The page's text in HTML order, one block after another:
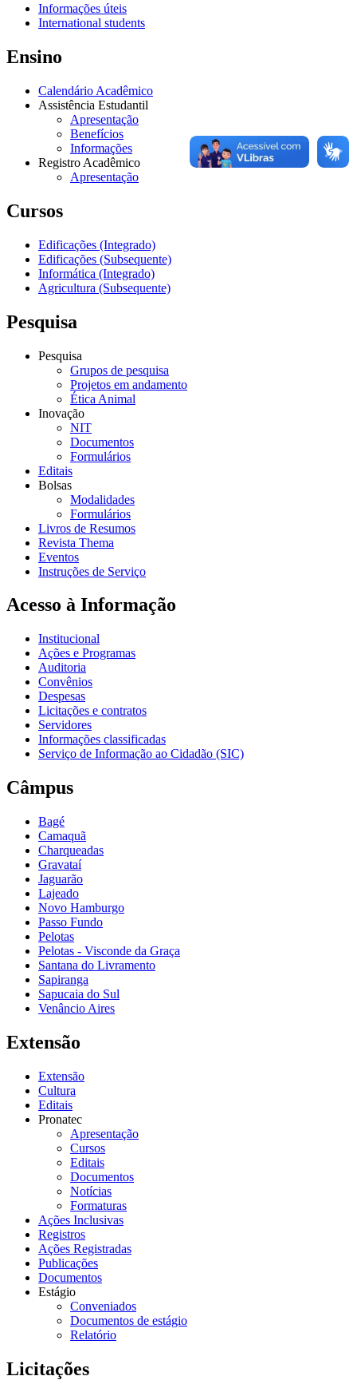
Informações úteis
International students
Ensino
Calendário Acadêmico
Assistência Estudantil
Apresentação
Benefícios
Informações
Registro Acadêmico
Apresentação
Cursos
Edificações (Integrado)
Edificações (Subsequente)
Informática (Integrado)
Agricultura (Subsequente)
Pesquisa
Pesquisa
Grupos de pesquisa
Projetos em andamento
Ética Animal
Inovação
NIT
Documentos
Formulários
Editais
Bolsas
Modalidades
Formulários
Livros de Resumos
Revista Thema
Eventos
Instruções de Serviço
Acesso à Informação
Institucional
Ações e Programas
Auditoria
Convênios
Despesas
Licitações e contratos
Servidores
Informações classificadas
Serviço de Informação ao Cidadão (SIC)
Câmpus
Bagé
Camaquã
Charqueadas
Gravataí
Jaguarão
Lajeado
Novo Hamburgo
Passo Fundo
Pelotas
Pelotas - Visconde da Graça
Santana do Livramento
Sapiranga
Sapucaia do Sul
Venâncio Aires
Extensão
Extensão
Cultura
Editais
Pronatec
Apresentação
Cursos
Editais
Documentos
Notícias
Formaturas
Ações Inclusivas
Registros
Ações Registradas
Publicações
Documentos
Estágio
Conveniados
Documentos de estágio
Relatório
Licitações